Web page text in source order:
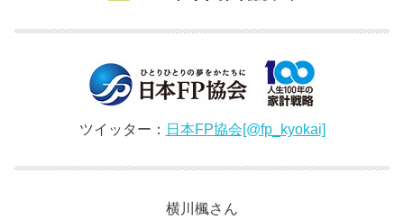
ツイッター： 日本FP協会[@fp_kyokai]
横川楓さん